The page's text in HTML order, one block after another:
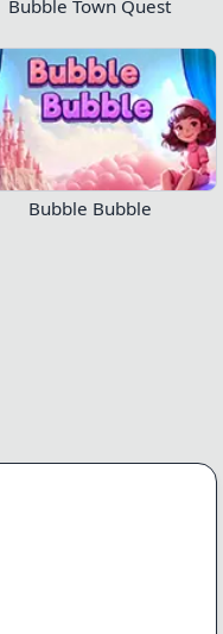
Bubble Town Quest
Bubble Bubble